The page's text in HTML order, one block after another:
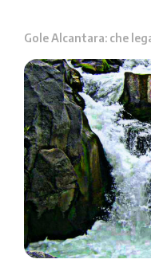
Gole Alcantara: che